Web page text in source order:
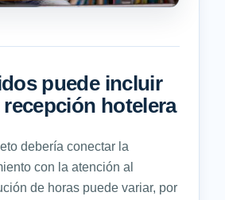
puede incluir
hotelera
debería conectar la
con la atención al
de horas puede variar, por